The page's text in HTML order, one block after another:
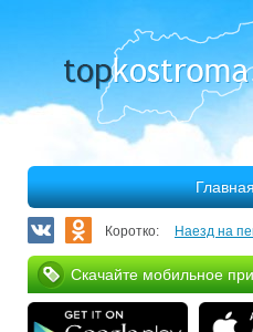
Коротко: Наезд на
В Костроме
Скачайте мобильное